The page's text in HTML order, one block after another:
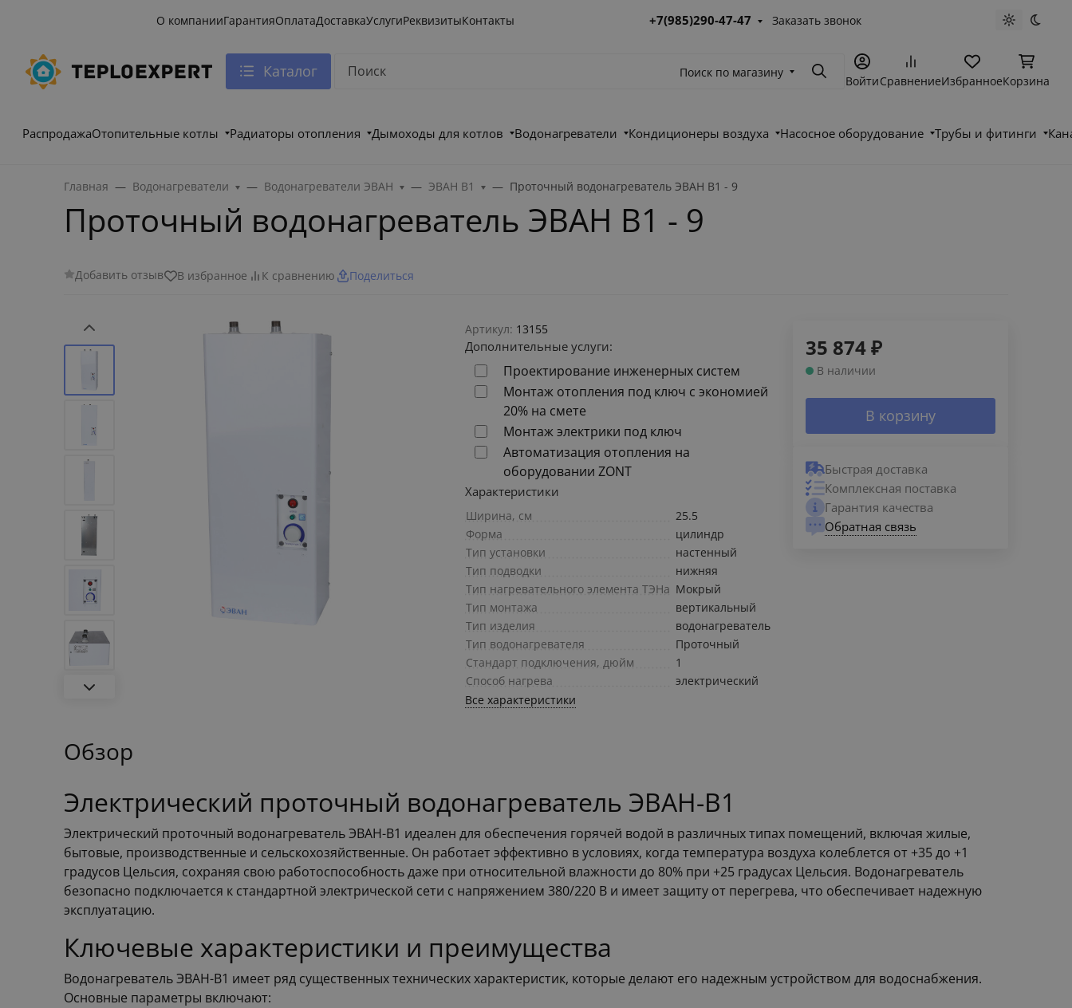
О компанииГарантияОплатаДоставкаУслугиРеквизитыКонтакты +7(985)290-47-47 Заказать звонок Светлая
Каталог Поиск по магазину ПоискВойтиСравнениеИзбранноеКорзина
РаспродажаОтопительные котлы Радиаторы отопления Дымоходы для котлов Водонагреватели Кондиционеры воздуха Насосное оборудование Трубы и фитинги
Главная Водонагреватели Водонагреватели ЭВАН ЭВАН B1 Проточный водонагреватель ЭВАН В1 - 9
Проточный водонагреватель ЭВАН В1 - 9
Добавить отзыв В избранное К сравнению Поделиться
Артикул: 13155
Дополнительные услуги:
Проектирование инженерных систем
Монтаж отопления под ключ с экономией
20% на смете
Монтаж электрики под ключ
Автоматизация отопления на
оборудовании ZONT
Характеристики
Ширина, см
25.5
Форма
цилиндр
Тип установки
настенный
Тип подводки
нижняя
Тип нагревательного элемента ТЭНа Мокрый
Тип монтажа
вертикальный
Тип изделия
водонагреватель
Тип водонагревателя
Проточный
Стандарт подключения, дюйм
1
Способ нагрева
электрический
Все характеристики
35 874₽
В наличии
В корзину
Быстрая доставка
Комплексная поставка
Гарантия качества
Обратная связь
Обзор
Электрический проточный водонагреватель ЭВАН-В1
Электрический проточный водонагреватель ЭВАН-В1 идеален для обеспечения горячей водой в различных типах помещений, включая жилые,
бытовые, производственные и сельскохозяйственные. Он работает эффективно в условиях, когда температура воздуха колеблется от +35 до +1
градусов Цельсия, сохраняя свою работоспособность даже при относительной влажности до 80% при +25 градусах Цельсия. Водонагреватель
безопасно подключается к стандартной электрической сети с напряжением 380/220 В и имеет защиту от перегрева, что обеспечивает надежную
эксплуатацию.
Ключевые характеристики и преимущества
Водонагреватель ЭВАН-В1 имеет ряд существенных технических характеристик, которые делают его надежным устройством для водоснабжения.
Основные параметры включают: